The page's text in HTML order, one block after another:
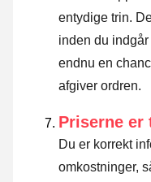
entydige trin.
inden du
endnu en
afgiver ordren.
Priserne er
Du er korrekt
omkostninger,